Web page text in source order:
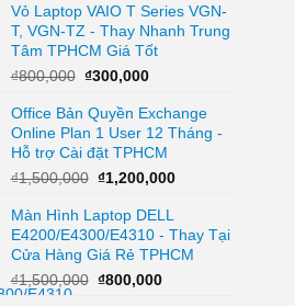
là:
₫950,000.
tại
là:
₫650,000.
Vỏ Laptop VAIO T Series VGN-
T, VGN-TZ - Thay Nhanh Trung
Tâm TPHCM Giá Tốt
₫800,000 Giá
là:
₫800,000.
₫300,000Giá
tại
là:
₫300,000.
Office Bản Quyền Exchange
Online Plan 1 User 12 Tháng -
Hỗ trợ Cài đặt TPHCM
₫1,500,000 Giá
là:
₫1,500,000.
₫1,200,000Giá
tại
là:
₫1,200,000.
Màn Hình Laptop DELL
E4200/E4300/E4310 - Thay Tại
Cửa Hàng Giá Rẻ TPHCM
₫1,500,000 Giá
₫800,000Giá